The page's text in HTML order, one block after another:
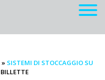
» SISTEMI DI STOCCAGGIO SU
BILLETTE